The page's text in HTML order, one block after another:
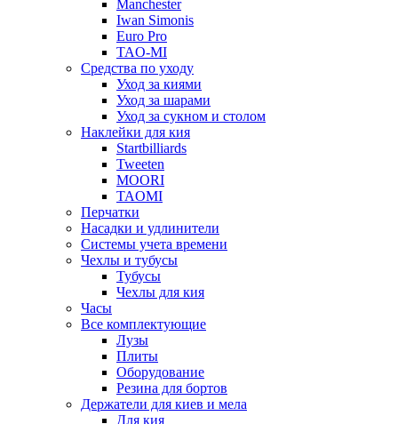
Manchester
Iwan Simonis
Euro Pro
TAO-MI
Средства по уходу
Уход за киями
Уход за шарами
Уход за сукном и столом
Наклейки для кия
Startbilliards
Tweeten
MOORI
TAOMI
Перчатки
Насадки и удлинители
Системы учета времени
Чехлы и тубусы
Тубусы
Чехлы для кия
Часы
Все комплектующие
Лузы
Плиты
Оборудование
Резина для бортов
Держатели для киев и мела
Для кия